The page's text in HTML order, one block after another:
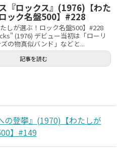
『ロックス』(1976)【わた
ック名盤500】#228
たしが選ぶ！ロック名盤500】#228
(1976) デビュー当初は「ローリ
の物真似バンド」などと...
記事を読む
の登攀』(1970)【わたしが
】#149